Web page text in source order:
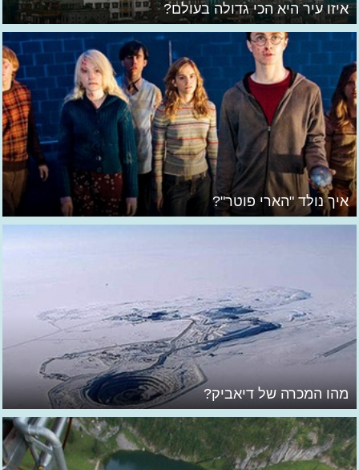
איזו עיר היא הכי גדולה בעולם?
איך נולד "הארי פוטר"?
מהו המכרה של דיאביק?